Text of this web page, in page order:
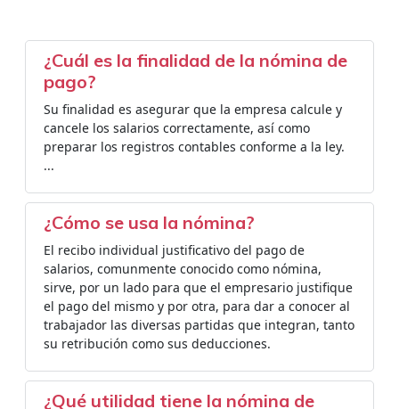
¿Cuál es la finalidad de la nómina de
pago?
Su finalidad es asegurar que la empresa calcule y
cancele los salarios correctamente, así como
preparar los registros contables conforme a la ley.
...
¿Cómo se usa la nómina?
El recibo individual justificativo del pago de
salarios, comunmente conocido como nómina,
sirve, por un lado para que el empresario justifique
el pago del mismo y por otra, para dar a conocer al
trabajador las diversas partidas que integran, tanto
su retribución como sus deducciones.
¿Qué utilidad tiene la nómina de